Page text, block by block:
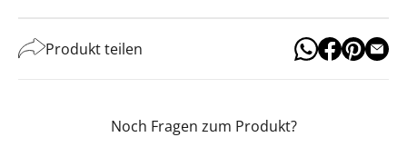
Produkt teilen
Noch Fragen zum Produkt?